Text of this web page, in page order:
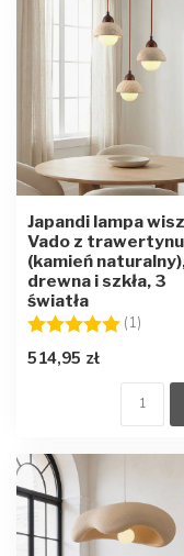
Japandi lampa
Vado z trawertynu
(kamień
drewna i szkła, 3
światła
Ocena:
(1) 5.0
514,95 zł